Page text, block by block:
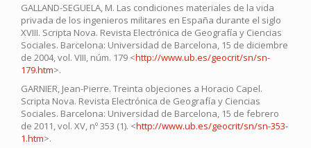
GALLAND-SEGUELA, M. Las condiciones materiales de la vida
privada de los ingenieros militares en España durante el siglo
XVIII. Scripta Nova. Revista Electrónica de Geografía y Ciencias
Sociales. Barcelona: Universidad de Barcelona, 15 de diciembre
de 2004, vol. VIII, núm. 179 <http://www.ub.es/geocrit/sn/sn-
179.htm>.
GARNIER, Jean-Pierre. Treinta objeciones a Horacio Capel.
Scripta Nova. Revista Electrónica de Geografía y Ciencias
Sociales. Barcelona: Universidad de Barcelona, 15 de febrero
de 2011, vol. XV, nº 353 (1). <http://www.ub.es/geocrit/sn/sn-353-
1.htm>.